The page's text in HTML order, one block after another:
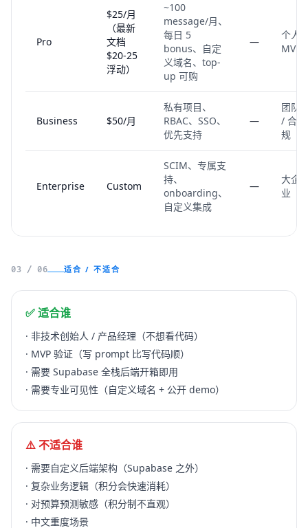
Pro
$25/月
（最新
文档
$20-25
浮动）
~100
message/月、
每日 5
bonus、自定
义域名、top-
up 可购
—
个人
MVP
Business $50/月
私有项目、
RBAC、SSO、
优先支持
—
团队
/ 合
规
Enterprise Custom
SCIM、专属支
持、
onboarding、
自定义集成
—
大企
业
03 / 06 适合 / 不适合
✅ 适合谁
· 非技术创始人 / 产品经理（不想看代码）
· MVP 验证（写 prompt 比写代码顺）
· 需要 Supabase 全栈后端开箱即用
· 需要专业可见性（自定义域名 + 公开 demo）
⚠️ 不适合谁
· 需要自定义后端架构（Supabase 之外）
· 复杂业务逻辑（积分会快速消耗）
· 对预算预测敏感（积分制不直观）
· 中文重度场景